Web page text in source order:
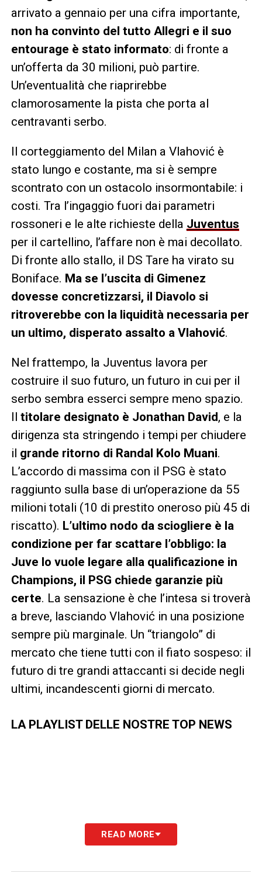
arrivato a gennaio per una cifra importante,
non ha convinto del tutto Allegri e il suo
entourage è stato informato: di fronte a
un’offerta da 30 milioni, può partire.
Un’eventualità che riaprirebbe
clamorosamente la pista che porta al
centravanti serbo.
Il corteggiamento del Milan a Vlahović è
stato lungo e costante, ma si è sempre
scontrato con un ostacolo insormontabile: i
costi. Tra l’ingaggio fuori dai parametri
rossoneri e le alte richieste della Juventus
per il cartellino, l’affare non è mai decollato.
Di fronte allo stallo, il DS Tare ha virato su
Boniface. Ma se l’uscita di Gimenez
dovesse concretizzarsi, il Diavolo si
ritroverebbe con la liquidità necessaria per
un ultimo, disperato assalto a Vlahović.
Nel frattempo, la Juventus lavora per
costruire il suo futuro, un futuro in cui per il
serbo sembra esserci sempre meno spazio.
Il titolare designato è Jonathan David, e la
dirigenza sta stringendo i tempi per chiudere
il grande ritorno di Randal Kolo Muani.
L’accordo di massima con il PSG è stato
raggiunto sulla base di un’operazione da 55
milioni totali (10 di prestito oneroso più 45 di
riscatto). L’ultimo nodo da sciogliere è la
condizione per far scattare l’obbligo: la
Juve lo vuole legare alla qualificazione in
Champions, il PSG chiede garanzie più
certe. La sensazione è che l’intesa si troverà
a breve, lasciando Vlahović in una posizione
sempre più marginale. Un “triangolo” di
mercato che tiene tutti con il fiato sospeso: il
futuro di tre grandi attaccanti si decide negli
ultimi, incandescenti giorni di mercato.
LA PLAYLIST DELLE NOSTRE TOP NEWS
READ MORE